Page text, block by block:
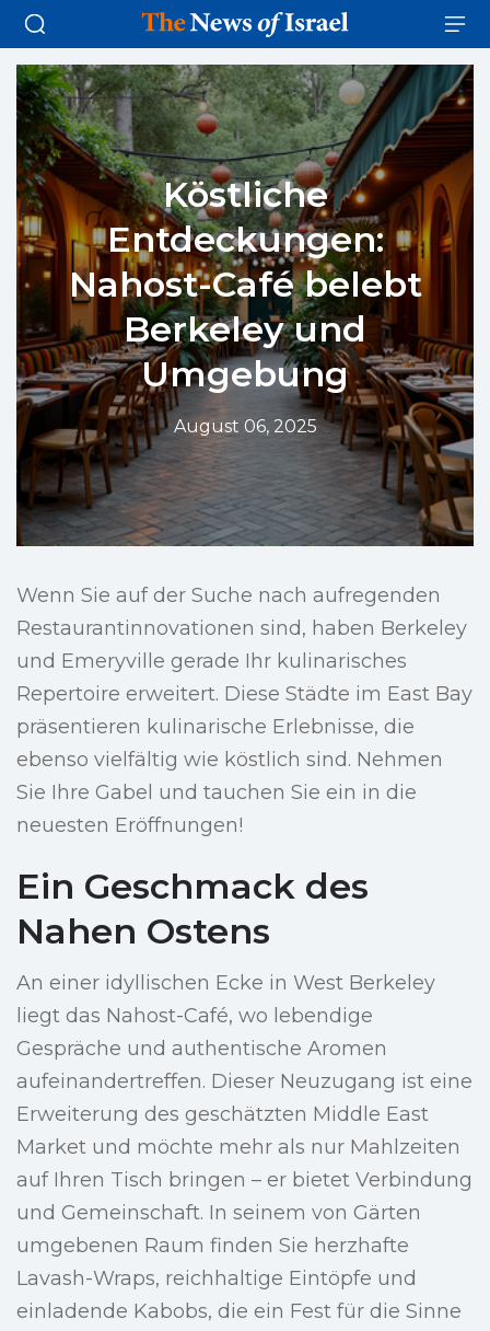
Köstliche
Entdeckungen:
Nahost-Café belebt
Berkeley und
Umgebung
August 06, 2025
Wenn Sie auf der Suche nach aufregenden
Restaurantinnovationen sind, haben Berkeley
und Emeryville gerade Ihr kulinarisches
Repertoire erweitert. Diese Städte im East Bay
präsentieren kulinarische Erlebnisse, die
ebenso vielfältig wie köstlich sind. Nehmen
Sie Ihre Gabel und tauchen Sie ein in die
neuesten Eröffnungen!
Ein Geschmack des
Nahen Ostens
An einer idyllischen Ecke in West Berkeley
liegt das Nahost-Café, wo lebendige
Gespräche und authentische Aromen
aufeinandertreffen. Dieser Neuzugang ist eine
Erweiterung des geschätzten Middle East
Market und möchte mehr als nur Mahlzeiten
auf Ihren Tisch bringen – er bietet Verbindung
und Gemeinschaft. In seinem von Gärten
umgebenen Raum finden Sie herzhafte
Lavash-Wraps, reichhaltige Eintöpfe und
einladende Kabobs, die ein Fest für die Sinne